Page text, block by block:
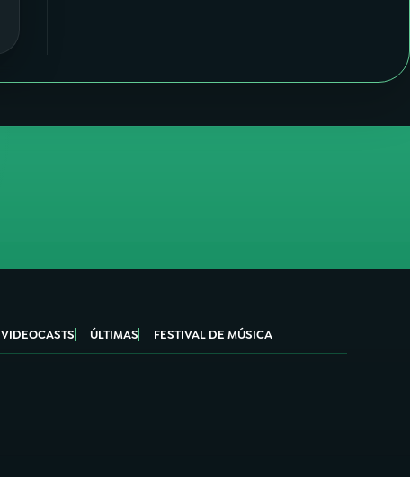
VIDEOCASTS ÚLTIMAS FESTIVAL DE MÚSICA